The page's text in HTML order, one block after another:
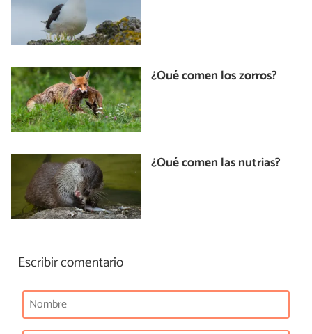
¿Qué comen los zorros?
¿Qué comen las nutrias?
Escribir comentario